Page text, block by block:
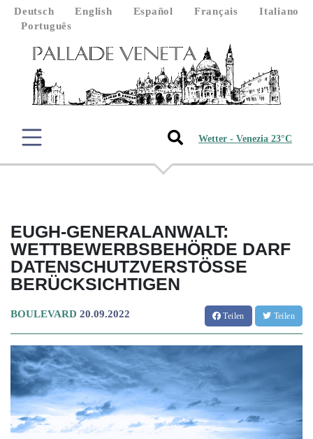
Deutsch English Español Français
Italiano
Português
Wetter - Venezia 23°C
EUGH-GENERALANWALT:
WETTBEWERBSBEHÖRDE DARF
DATENSCHUTZVERSTÖSSE B
ERÜCKSICHTIGEN
BOULEVARD 20.09.2022 Teilen Teilen